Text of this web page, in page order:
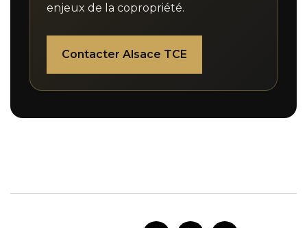
enjeux de la copropriété.
Contacter Alsace TCE